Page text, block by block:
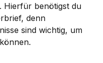
Hierfür benötigst du
denn
sind wichtig, um